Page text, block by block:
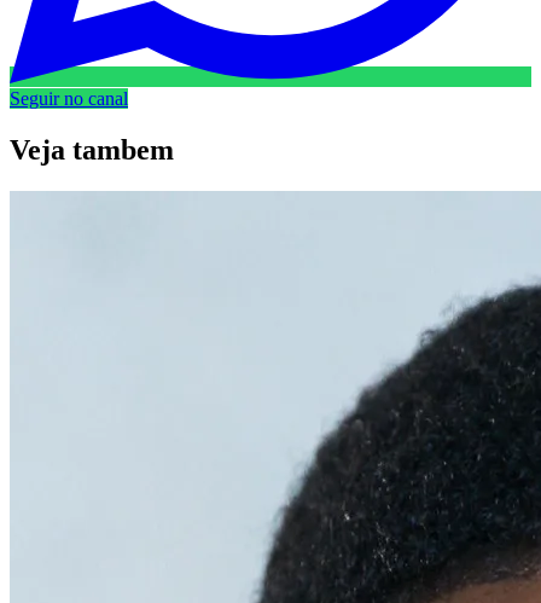
Seguir no canal
Veja tambem